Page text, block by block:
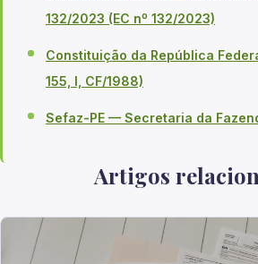
132/2023 (EC nº 132/2023)
Constituição da República
155, I, CF/1988)
Sefaz-PE — Secretaria da
Artigos